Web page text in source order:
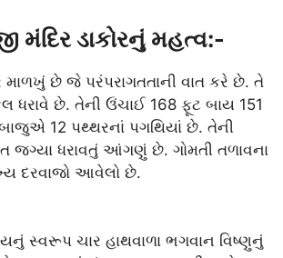
મંદિર ડાકોરનું મહત્વ:-
છે જે પરંપરાગતતાની વાત કરે છે. તે
ધરાવે છે. તેની ઉંચાઈ 168 ફૂટ બાય 151
12 પથ્થરનાં પગથિયાં છે. તેની
ધરાવતું આંગણું છે. ગોમતી તળાવના
દરવાજો આવેલો છે.
સ્વરૂપ ચાર હાથવાળા ભગવાન વિષ્ણુનું